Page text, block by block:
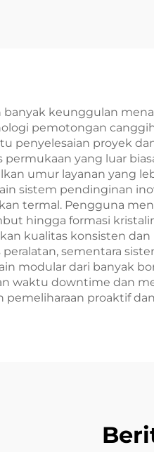
keunggulan
pemotongan
penyelesaian proyek
yang luar
umur layanan yang
sistem pendinginan
termal. Pengguna
hingga formasi
kualitas konsisten
sementara
modular dari banyak
waktu downtime dan
proaktif